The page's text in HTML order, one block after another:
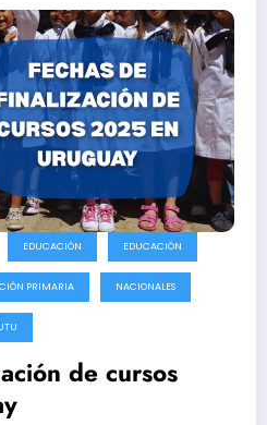
EDUCACIÓN EDUCACIÓN
PRIMARIA NACIONALES
de cursos